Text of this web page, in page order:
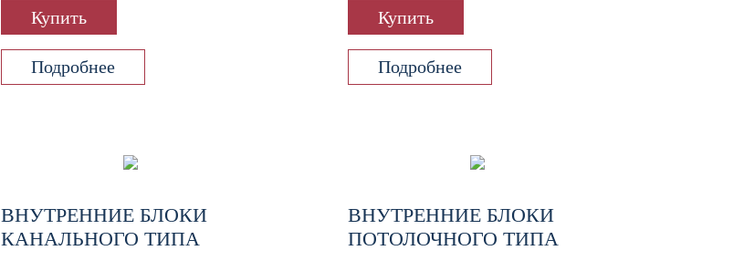
Купить
Подробнее
Купить
Подробнее
ВНУТРЕННИЕ БЛОКИ
КАНАЛЬНОГО ТИПА
ВНУТРЕННИЕ БЛОКИ
ПОТОЛОЧНОГО ТИПА